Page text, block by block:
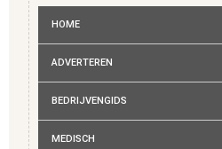
HOME
ADVERTEREN
BEDRIJVENGIDS
MEDISCH